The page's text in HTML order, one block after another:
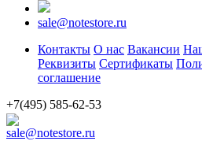
sale@notestore.ru
Контакты О нас Вакансии
Реквизиты Сертификаты
соглашение
+7(495) 585-62-53
sale@notestore.ru